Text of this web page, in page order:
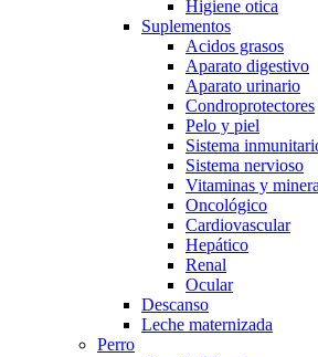
Higiene otica
Suplementos
Acidos grasos
Aparato digestivo
Aparato urinario
Condroprotectores
Pelo y piel
Sistema
Sistema nervioso
Vitaminas y
Oncológico
Cardiovascular
Hepático
Renal
Ocular
Descanso
Leche maternizada
Perro